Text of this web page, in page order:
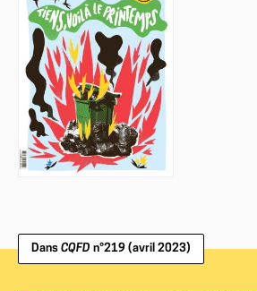
Dans CQFD n°219 (avril 2023)